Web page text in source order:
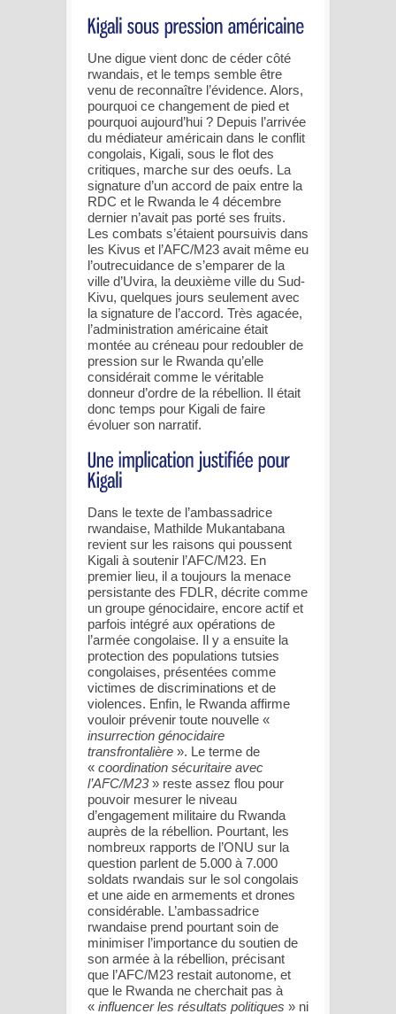
Une digue vient donc de céder côté
rwandais, et le temps semble être
venu de reconnaître l’évidence. Alors,
pourquoi ce changement de pied et
pourquoi aujourd’hui ? Depuis l’arrivée
du médiateur américain dans le conflit
congolais, Kigali, sous le flot des
critiques, marche sur des oeufs. La
signature d’un accord de paix entre la
RDC et le Rwanda le 4 décembre
dernier n’avait pas porté ses fruits.
Les combats s’étaient poursuivis dans
les Kivus et l’AFC/M23 avait même eu
l’outrecuidance de s’emparer de la
ville d’Uvira, la deuxième ville du Sud-
Kivu, quelques jours seulement avec
la signature de l’accord. Très agacée,
l’administration américaine était
montée au créneau pour redoubler de
pression sur le Rwanda qu’elle
considérait comme le véritable
donneur d’ordre de la rébellion. Il était
donc temps pour Kigali de faire
évoluer son narratif.
Dans le texte de l’ambassadrice
rwandaise, Mathilde Mukantabana
revient sur les raisons qui poussent
Kigali à soutenir l’AFC/M23. En
premier lieu, il a toujours la menace
persistante des FDLR, décrite comme
un groupe génocidaire, encore actif et
parfois intégré aux opérations de
l’armée congolaise. Il y a ensuite la
protection des populations tutsies
congolaises, présentées comme
victimes de discriminations et de
violences. Enfin, le Rwanda affirme
vouloir prévenir toute nouvelle «
insurrection génocidaire
transfrontalière ». Le terme de
« coordination sécuritaire avec
l’AFC/M23» reste assez flou pour
pouvoir mesurer le niveau
d’engagement militaire du Rwanda
auprès de la rébellion. Pourtant, les
nombreux rapports de l’ONU sur la
question parlent de 5.000 à 7.000
soldats rwandais sur le sol congolais
et une aide en armements et drones
considérable. L’ambassadrice
rwandaise prend pourtant soin de
minimiser l’importance du soutien de
son armée à la rébellion, précisant
que l’AFC/M23 restait autonome, et
que le Rwanda ne cherchait pas à
« influencer les résultats politiques » ni